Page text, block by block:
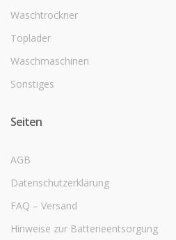
Waschtrockner
Toplader
Waschmaschinen
Sonstiges
Seiten
AGB
Datenschutzerklärung
FAQ – Versand
Hinweise zur Batterieentsorgung